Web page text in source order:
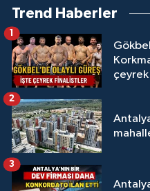
Trend Haberler
1
2
3